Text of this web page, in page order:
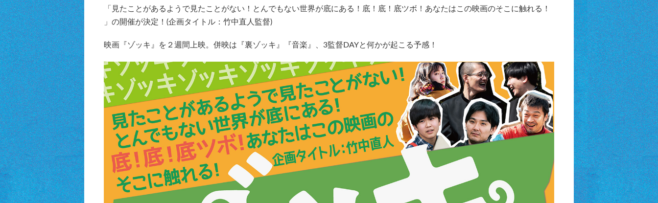
「見たことがあるようで見たことがない！とんでもない世界が底にある！底！底！底ツボ！あなたはこの映画のそこに触れる！
」の開催が決定！(企画タイトル：竹中直人監督)
映画『ゾッキ』を２週間上映。併映は『裏ゾッキ』『音楽』、3監督DAYと何かが起こる予感！